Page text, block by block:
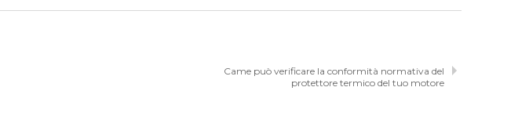
Came può verificare la conformità normativa del
protettore termico del tuo motore